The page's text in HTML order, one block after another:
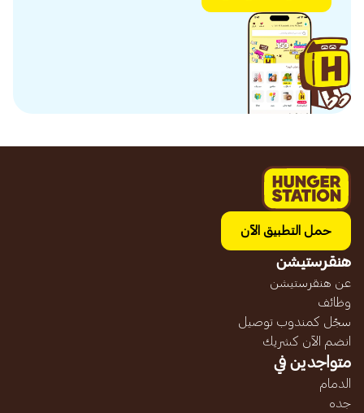
حمل التطبيق الآن
هنقرستيشن
عن هنقرستيشن
وظائف
سجّل كمندوب توصيل
انضم الآن كشريك
متواجدين في
الدمام
جده